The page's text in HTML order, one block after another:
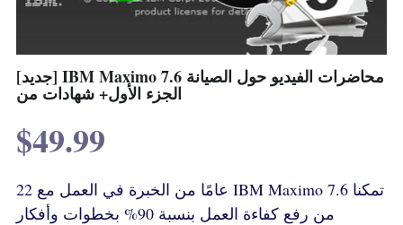
[جديد] IBM Maximo 7.6 محاضرات الفيديو حول الصيانة
الجزء الأول+ شهادات من
$49.99
22 عامًا من الخبرة في العمل مع IBM Maximo 7.6 تمكنا
من رفع كفاءة العمل بنسبة 90% بخطوات وأفكار